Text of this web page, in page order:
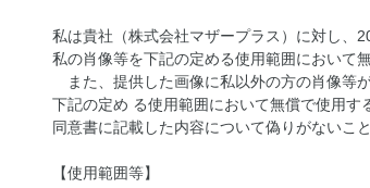
私は貴社（株式会社マザープラス）に対し
私の肖像等を下記の定める使用範囲において
また、提供した画像に私以外の方の肖像等
下記の定め る使用範囲において無償で使用す
同意書に記載した内容について偽りがないこ
【使用範囲等】